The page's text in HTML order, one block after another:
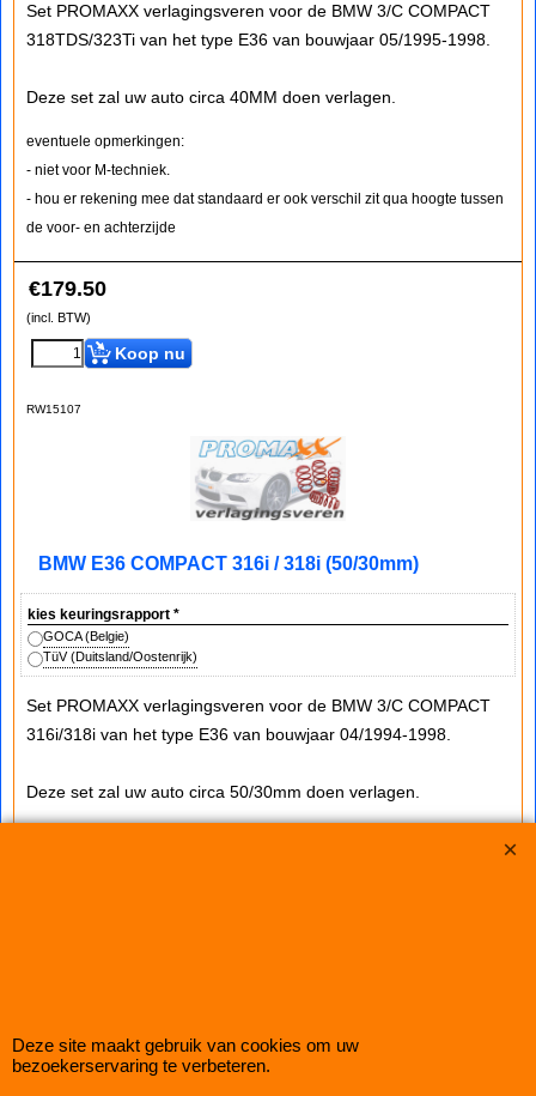
Set PROMAXX verlagingsveren voor de BMW 3/C COMPACT
318TDS/323Ti van het type E36 van bouwjaar 05/1995-1998.
Deze set zal uw auto circa 40MM doen verlagen.
eventuele opmerkingen:
- niet voor M-techniek.
- hou er rekening mee dat standaard er ook verschil zit qua hoogte tussen
de voor- en achterzijde
€179.50
(incl. BTW)
Koop nu
RW15107
BMW E36 COMPACT 316i / 318i (50/30mm)
kies keuringsrapport *
GOCA (Belgie)
TüV (Duitsland/Oostenrijk)
Set PROMAXX verlagingsveren voor de BMW 3/C COMPACT
316i/318i van het type E36 van bouwjaar 04/1994-1998.
Deze set zal uw auto circa 50/30mm doen verlagen.
Copyright © 1998-2026 Schroefset Shop
Improve Tuning 28 jaar
Deze site maakt gebruik van cookies om uw
bezoekerservaring te verbeteren.